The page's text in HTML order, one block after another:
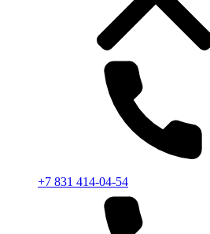
+7 831 414-04-54